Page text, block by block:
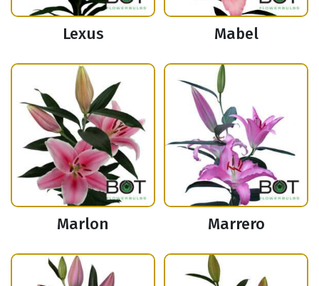
Lexus Mabel
Marlon Marrero